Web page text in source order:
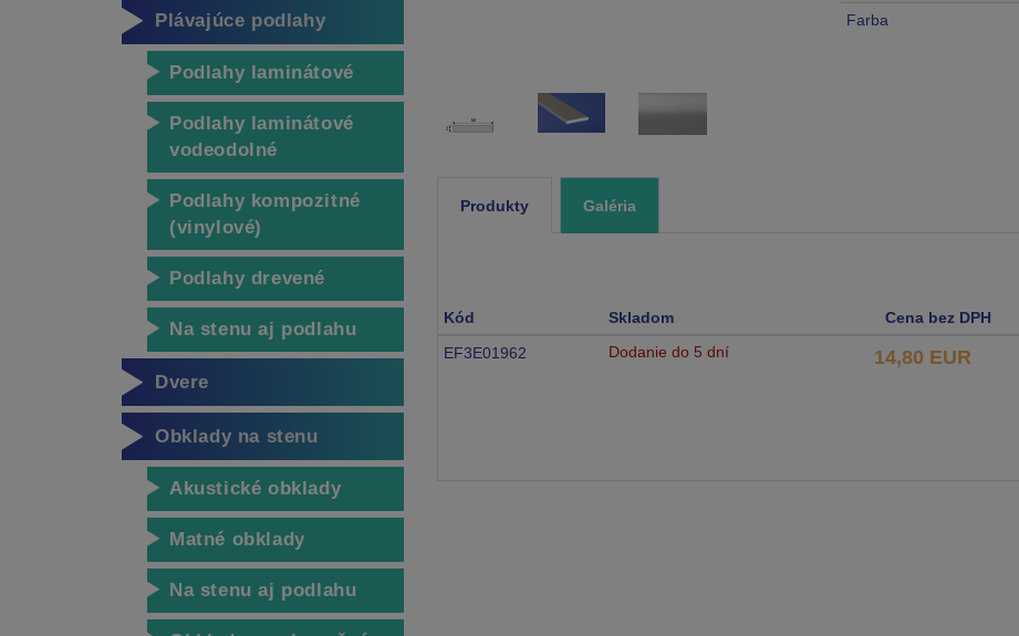
Plávajúce podlahy
Podlahy laminátové
Podlahy laminátové
vodeodolné
Podlahy kompozitné
(vinylové)
Podlahy drevené
Na stenu aj podlahu
Dvere
Obklady na stenu
Akustické obklady
Matné obklady
Na stenu aj podlahu
Farba
Produkty Galéria
Kód Skladom Cena bez DPH
EF3E01962
Dodanie do 5 dní 14,80 EUR